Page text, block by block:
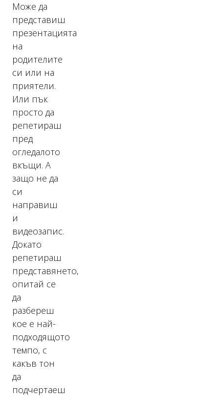
Може да
представиш
презентацията
на
родителите
си или на
приятели.
Или пък
просто да
репетираш
пред
огледалото
вкъщи. А
защо не да
си
направиш
и
видеозапис.
Докато
репетираш
представянето,
опитай се
да
разбереш
кое е най-
подходящото
темпо, с
какъв тон
да
подчертаеш